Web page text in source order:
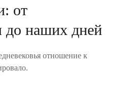
от
до наших дней
отношение к